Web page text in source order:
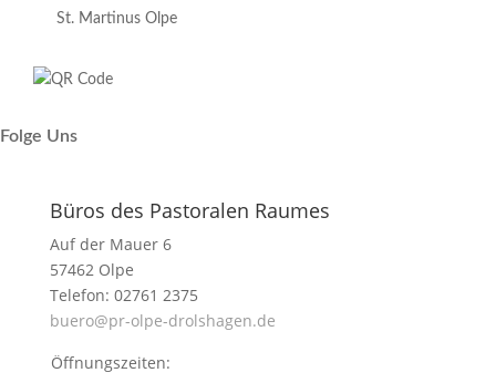
St. Martinus Olpe
Folge Uns
Büros des Pastoralen Raumes
Auf der Mauer 6
57462 Olpe
Telefon: 02761 2375
buero@pr-olpe-drolshagen.de
Öffnungszeiten: